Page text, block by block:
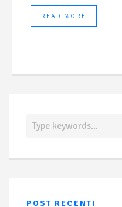
READ MORE
POST RECENTI